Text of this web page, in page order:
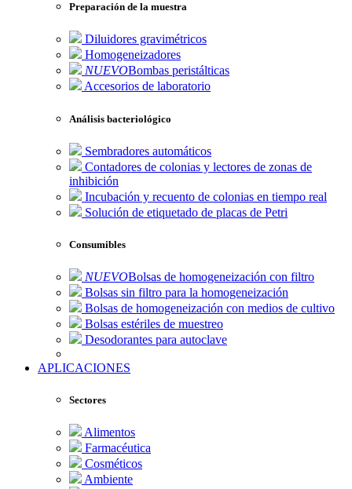
Preparación de la muestra
Diluidores gravimétricos
Homogeneizadores
NUEVOBombas peristálticas
Accesorios de laboratorio
Análisis bacteriológico
Sembradores automáticos
Contadores de colonias y lectores de zonas de
inhibición
Incubación y recuento de colonias en tiempo real
Solución de etiquetado de placas de Petri
Consumibles
NUEVOBolsas de homogeneización con filtro
Bolsas sin filtro para la homogeneización
Bolsas de homogeneización con medios de cultivo
Bolsas estériles de muestreo
Desodorantes para autoclave
APLICACIONES
Sectores
Alimentos
Farmacéutica
Cosméticos
Ambiente